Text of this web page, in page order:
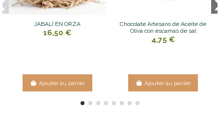
JABALÍ EN ORZA
16,50 €
Ajouter au panier
Chocolate Artesano de Aceite de
Oliva con escamas de sal
4,75 €
Ajouter au panier